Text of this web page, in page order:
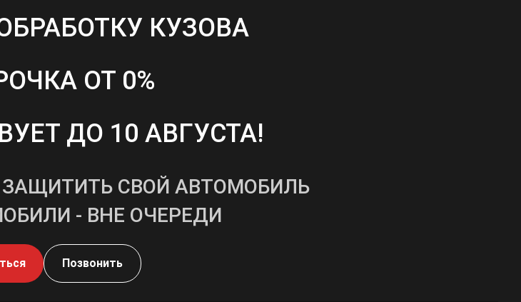
КУЗОВА
ОТ 0%
ДО 10 АВГУСТА!
СВОЙ АВТОМОБИЛЬ
- ВНЕ ОЧЕРЕДИ
Позвонить